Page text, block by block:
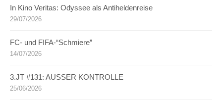
In Kino Veritas: Odyssee als Antiheldenreise
29/07/2026
FC- und FIFA-“Schmiere”
14/07/2026
3.JT #131: AUSSER KONTROLLE
25/06/2026